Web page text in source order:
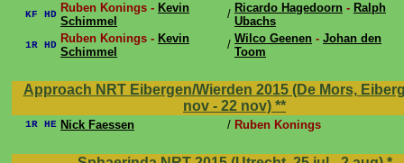
KF HD Ruben Konings - Kevin
Schimmel
/ Ricardo Hagedoorn - Ralph
Ubachs
1R HD Ruben Konings - Kevin
Schimmel
/ Wilco Geenen - Johan den
Toom
Approach NRT Eibergen/Wierden 2015 (De Mors,
nov - 22 nov) **
1R HE Nick Faessen / Ruben Konings